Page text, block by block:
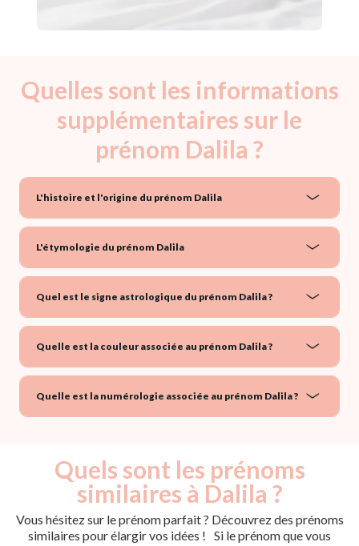
Quelles sont les informations
supplémentaires sur le
prénom Dalila ?
L'histoire et l'origine du prénom Dalila
L'étymologie du prénom Dalila
Quel est le signe astrologique du prénom Dalila ?
Quelle est la couleur associée au prénom Dalila ?
Quelle est la numérologie associée au prénom Dalila ?
Quels sont les prénoms
similaires à Dalila ?
Vous hésitez sur le prénom parfait ? Découvrez des prénoms
similaires pour élargir vos idées ! Si le prénom que vous